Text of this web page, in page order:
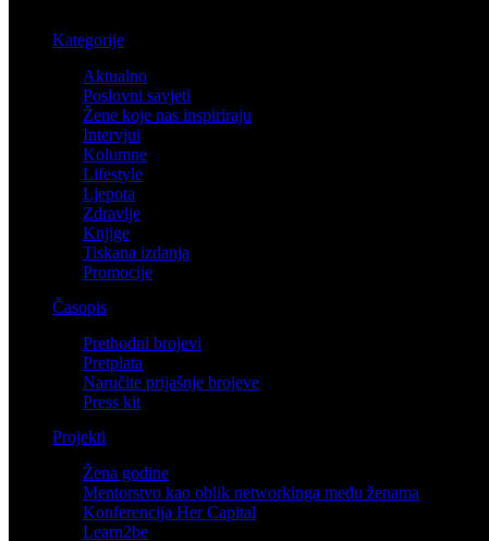
Kategorije
Aktualno
Poslovni savjeti
Žene koje nas inspiriraju
Intervjui
Kolumne
Lifestyle
Ljepota
Zdravlje
Knjige
Tiskana izdanja
Promocije
Časopis
Prethodni brojevi
Pretplata
Naručite prijašnje brojeve
Press kit
Projekti
Žena godine
Mentorstvo kao oblik networkinga među ženama
Konferencija Her Capital
Learn2be